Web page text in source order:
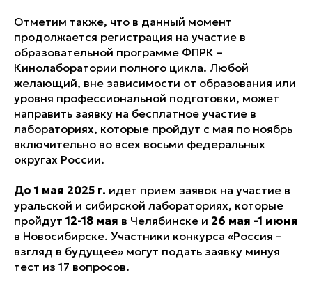
Отметим также, что в данный момент
продолжается регистрация на участие в
образовательной программе ФПРК –
Кинолаборатории полного цикла. Любой
желающий, вне зависимости от образования или
уровня профессиональной подготовки, может
направить заявку на бесплатное участие в
лабораториях, которые пройдут с мая по ноябрь
включительно во всех восьми федеральных
округах России.
До 1 мая 2025 г. идет прием заявок на участие в
уральской и сибирской лабораториях, которые
пройдут 12-18 мая в Челябинске и 26 мая -1 июня
в Новосибирске. Участники конкурса «Россия –
взгляд в будущее» могут подать заявку минуя
тест из 17 вопросов.